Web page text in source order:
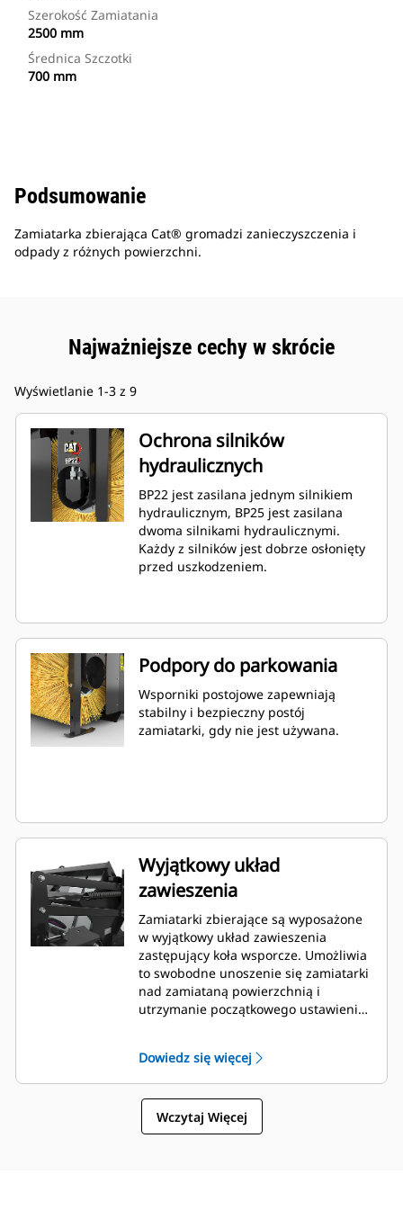
Szerokość Zamiatania
2500 mm
Średnica Szczotki
700 mm
Podsumowanie
Zamiatarka zbierająca Cat® gromadzi zanieczyszczenia i
odpady z różnych powierzchni.
Najważniejsze cechy w skrócie
Wyświetlanie 1-3 z 9
Ochrona silników
hydraulicznych
BP22 jest zasilana jednym silnikiem
hydraulicznym, BP25 jest zasilana
dwoma silnikami hydraulicznymi.
Każdy z silników jest dobrze osłonięty
przed uszkodzeniem.
Podpory do parkowania
Wsporniki postojowe zapewniają
stabilny i bezpieczny postój
zamiatarki, gdy nie jest używana.
Wyjątkowy układ
zawieszenia
Zamiatarki zbierające są wyposażone
w wyjątkowy układ zawieszenia
zastępujący koła wsporcze. Umożliwia
to swobodne unoszenie się zamiatarki
nad zamiataną powierzchnią i
utrzymanie początkowego ustawienia
Dowiedz się więcej
Wczytaj Więcej